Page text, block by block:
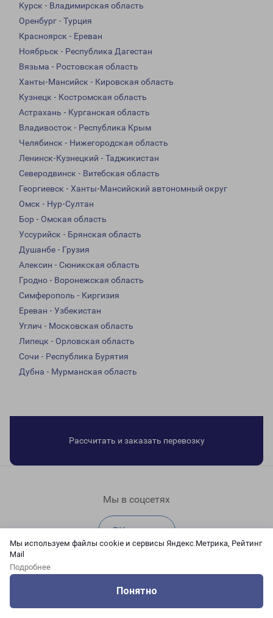
Мы используем файлы cookie и сервисы Яндекс.Метрика, Рейтинг
Mail
Подробнее
Понятно
Курск - Владимирская область
Оренбург - Турция
Красноярск - Ереван
Ноябрьск - Республика Дагестан
Вязьма - Ростовская область
Ханты-Мансийск - Кировская область
Кузнецк - Костромская область
Астрахань - Курганская область
Владивосток - Республика Крым
Челябинск - Нижегородская область
Ленинск-Кузнецкий - Таджикистан
Северодвинск - Витебская область
Георгиевск - Ханты-Мансийский автономный округ
Омск - Нур-Султан
Бор - Омская область
Уссурийск - Брянская область
Душанбе - Грузия
Алексин - Сюникская область
Гродно - Воронежская область
Симферополь - Киргизия
Ереван - Узбекистан
Углич - Московская область
Липецк - Орловская область
Сочи - Республика Бурятия
Дубна - Мурманская область
Рассчитать и заказать перевозку
Мы в соцсетях
ВКонтакте
YouTube